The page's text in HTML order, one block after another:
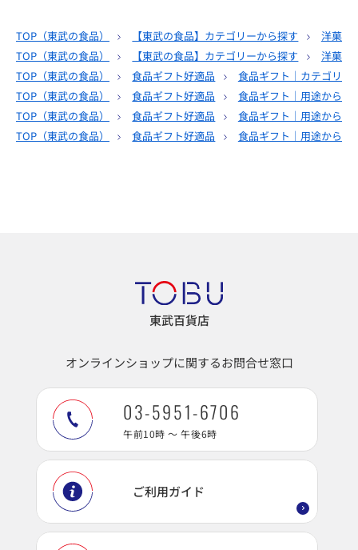
TOP（東武の食品） 【東武の食品】カテゴリーから探す
洋菓子
TOP（東武の食品） 【東武の食品】カテゴリーから探す
洋菓子
TOP（東武の食品） 食品ギフト好適品
食品ギフト｜カテゴリー
TOP（東武の食品） 食品ギフト好適品
食品ギフト｜用途から選
TOP（東武の食品） 食品ギフト好適品
食品ギフト｜用途から選
TOP（東武の食品） 食品ギフト好適品 食品ギフト｜用途から選
東武百貨店
オンラインショップに関するお問合せ窓口
03-5951-6706
午前10時 ～ 午後6時
ご利用ガイド